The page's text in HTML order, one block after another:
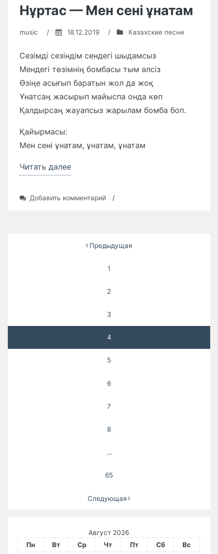
Махаббатым
Нұртас — Мен сені ұнатам
music / 18.12.2019 / Казахские песни
Сезімді сезіндім сендегі шыдамсыз
Мендегі төзімнің бомбасы тым әлсіз
Өзіңе асығып баратын жол да жоқ
Ұнатсаң жасырып майыспа онда көп
Қалдырсаң жауапсыз жарылам бомба боп.
Қайырмасы:
Мен сені ұнатам, ұнатам, ұнатам
Читать далее«Текст
Добавить комментарийк
Нұртас
Мен
/
Предыдущая
1
2
3
4
5
6
7
8
…
65
Следующая
Август 2026
Пн
Вт Ср Чт Пт Сб
Вс